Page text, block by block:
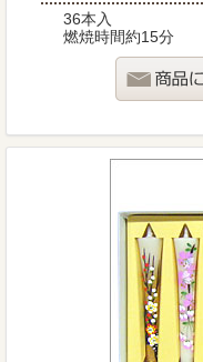
36本入
燃焼時間約15分